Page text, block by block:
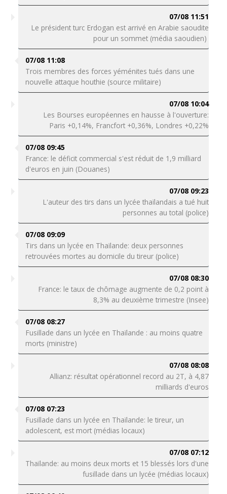
07/08 11:51
Le président turc Erdogan est arrivé en Arabie saoudite
pour un sommet (média saoudien)
07/08 11:08
Trois membres des forces yéménites tués dans une
nouvelle attaque houthie (source militaire)
07/08 10:04
Les Bourses européennes en hausse à l'ouverture:
Paris +0,14%, Francfort +0,36%, Londres +0,22%
07/08 09:45
France: le déficit commercial s'est réduit de 1,9 milliard
d'euros en juin (Douanes)
07/08 09:23
L'auteur des tirs dans un lycée thaïlandais a tué huit
personnes au total (police)
07/08 09:09
Tirs dans un lycée en Thaïlande: deux personnes
retrouvées mortes au domicile du tireur (police)
07/08 08:30
France: le taux de chômage augmente de 0,2 point à
8,3% au deuxième trimestre (Insee)
07/08 08:27
Fusillade dans un lycée en Thaïlande : au moins quatre
morts (ministre)
07/08 08:08
Allianz: résultat opérationnel record au 2T, à 4,87
milliards d'euros
07/08 07:23
Fusillade dans un lycée en Thaïlande: le tireur, un
adolescent, est mort (médias locaux)
07/08 07:12
Thaïlande: au moins deux morts et 15 blessés lors d'une
fusillade dans un lycée (médias locaux)